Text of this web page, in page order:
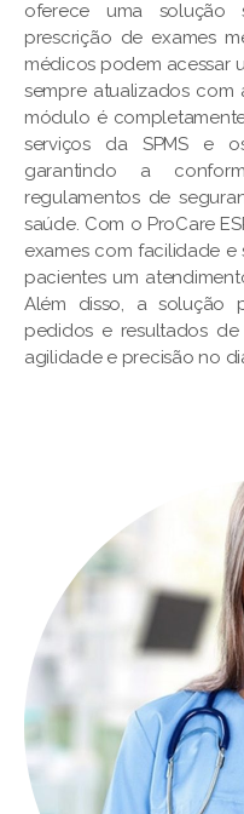
oferece uma solução
prescrição de exames
médicos podem acessar
sempre atualizados com
módulo é
serviços da SPMS e
garantindo a
regulamentos de
saúde. Com o ProCare
exames com facilidade e
pacientes um
Além disso, a solução
pedidos e resultados
agilidade e precisão no